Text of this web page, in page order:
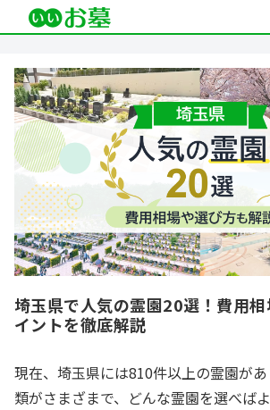
埼玉県で人気の霊園20選！費用
イントを徹底解説
現在、埼玉県には810件以上の霊園が
類がさまざまで、どんな霊園を選べば